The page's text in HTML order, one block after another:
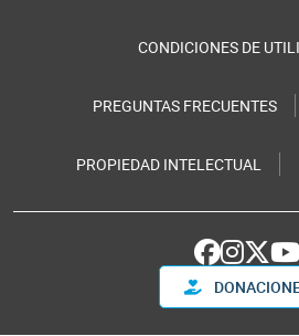
CONDICIONES DE
PREGUNTAS FRECUENTES
PROPIEDAD INTELECTUAL